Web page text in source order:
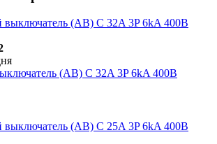
(АВ) C 32A 3P 6kA 400В